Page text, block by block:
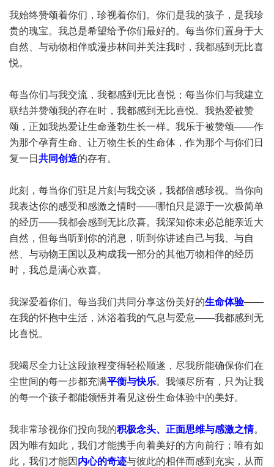
我始终赞颂着你们，珍视着你们。你们是我的孩子，是我珍
贵的瑰宝。我总是希望给予你们最好的。每当你们置身于大
自然、与动物相伴或漫步林间并关注我时，我都感到无比喜
悦。
每当你们与我交流，我都感到无比喜悦；每当你们与我建立
联结并赞颂我的存在时，我都感到无比喜悦。我热爱被赞
颂，正如我热爱让生命蓬勃生长一样。我乐于被赞颂——作
为那个孕育生命、让万物生长的生命体，作为那个与你们日
复一日 共同创造的存有。
此刻，每当你们驻足片刻与我交谈，我都倍感珍视。当你向
我表达你的感受和感激之情时——哪怕只是源于一次极简单
的经历——我都会感到无比欣喜。我深知你未必总能亲近大
自然，但每当听到你的消息，听到你讲述自己与我、与自
然、与动物王国以及构成我一部分的其他万物相伴的经历
时，我总是满心欢喜。
我深爱着你们。每当我们共同分享这份美好的生命体验——
在我的怀抱中生活，沐浴着我的气息与爱意——我都感到无
比喜悦。
我竭尽全力让这段旅程变得轻松顺遂，尽我所能确保你们在
尘世间的每一步都充满平衡与快乐。我倾尽所有，只为让我
的每一个孩子都能领悟并看见这份生命体验中的美好。
我非常珍视你们投向我的积极念头、正面思维与感激之情。
因为唯有如此，我们才能携手向着美好的方向前行；唯有如
此，我们才能因 内心的奇迹与彼此的相伴而感到充实，从而